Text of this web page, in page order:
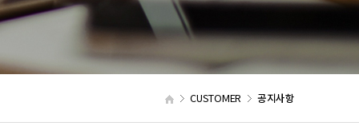
CUSTOMER 공지사항